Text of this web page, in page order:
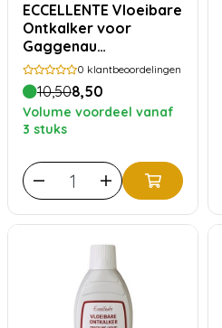
ECCELLENTE Vloeibare
Ontkalker voor
Gaggenau
koffiemachine en
stoomoven
0 klantbeoordelingen
10,508,50
Volume voordeel vanaf
3 stuks